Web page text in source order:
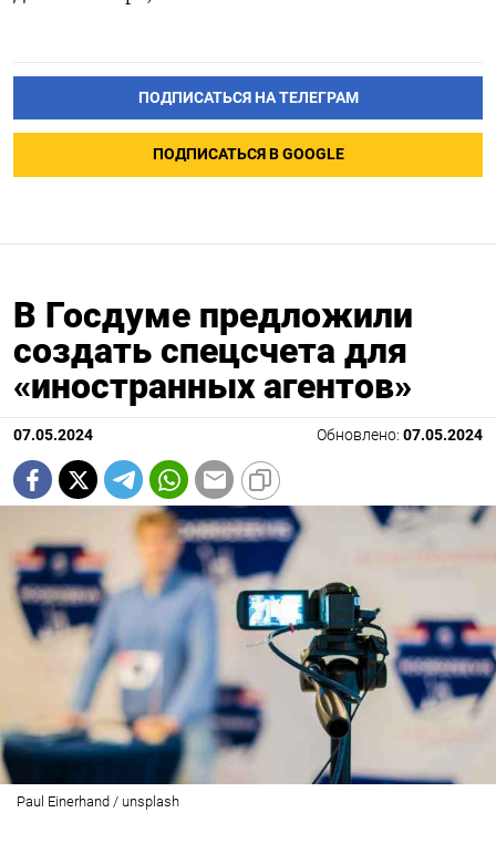
ПОДПИСАТЬСЯ НА ТЕЛЕГРАМ
ПОДПИСАТЬСЯ В GOOGLE
В Госдуме предложили
создать спецсчета для
«иностранных агентов»
07.05.2024 Обновлено: 07.05.2024
Paul Einerhand / unsplash